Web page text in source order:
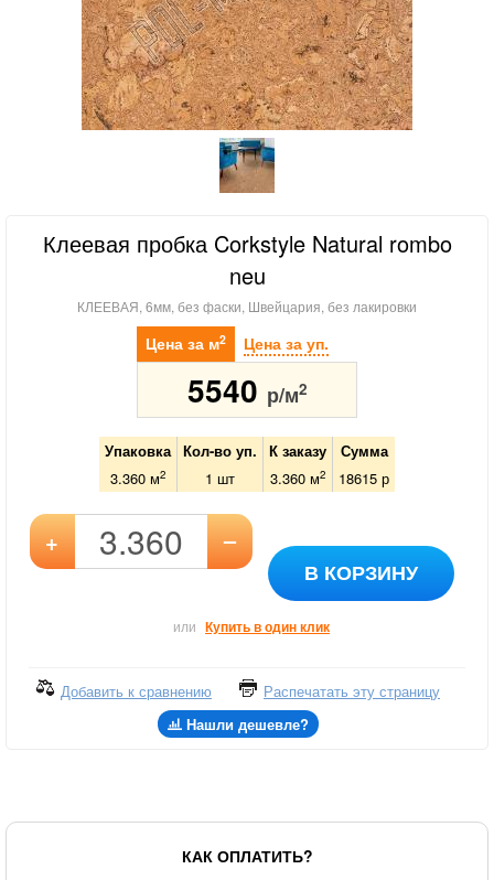
Клеевая пробка Corkstyle Natural rombo
neu
КЛЕЕВАЯ, 6мм, без фаски, Швейцария, без лакировки
Цена за м2 Цена за уп.
5540 р/м2
Упаковка Кол-во уп. К заказу
Сумма
3.360 м2 1 шт 3.360 м2 18615 р
+ –
В КОРЗИНУ
или Купить в один клик
Добавить к сравнению
Распечатать эту страницу
Нашли дешевле?
КАК ОПЛАТИТЬ?